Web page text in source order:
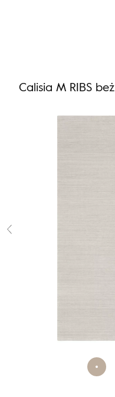
Calisia M RIBS beż